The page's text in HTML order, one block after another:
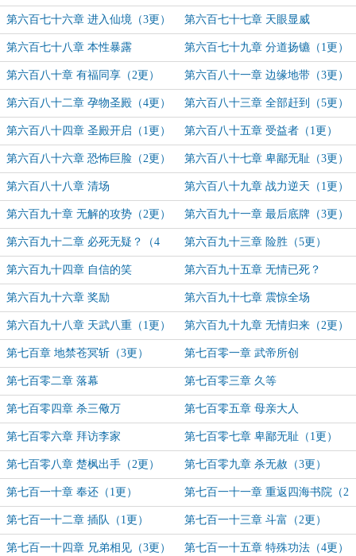
第六百七十六章 进入仙境（3更） 第六百七十七章 天眼显威
第六百七十八章 本性暴露 第六百七十九章 分道扬镳（1更）
第六百八十章 有福同享（2更） 第六百八十一章 边缘地带（3更）
第六百八十二章 孕物圣殿（4更） 第六百八十三章 全部赶到（5更）
第六百八十四章 圣殿开启（1更） 第六百八十五章 受益者（1更）
第六百八十六章 恐怖巨脸（2更） 第六百八十七章 卑鄙无耻（3更）
第六百八十八章 清场 第六百八十九章 战力逆天（1更）
第六百九十章 无解的攻势（2更） 第六百九十一章 最后底牌（3更）
第六百九十二章 必死无疑？（4
更）
第六百九十三章 险胜（5更）
第六百九十四章 自信的笑 第六百九十五章 无情已死？
第六百九十六章 奖励 第六百九十七章 震惊全场
第六百九十八章 天武八重（1更） 第六百九十九章 无情归来（2更）
第七百章 地禁苍冥斩（3更） 第七百零一章 武帝所创
第七百零二章 落幕 第七百零三章 久等
第七百零四章 杀三儆万 第七百零五章 母亲大人
第七百零六章 拜访李家 第七百零七章 卑鄙无耻（1更）
第七百零八章 楚枫出手（2更） 第七百零九章 杀无赦（3更）
第七百一十章 奉还（1更） 第七百一十一章 重返四海书院（2
更）
第七百一十二章 插队（1更） 第七百一十三章 斗富（2更）
第七百一十四章 兄弟相见（3更） 第七百一十五章 特殊功法（4更）